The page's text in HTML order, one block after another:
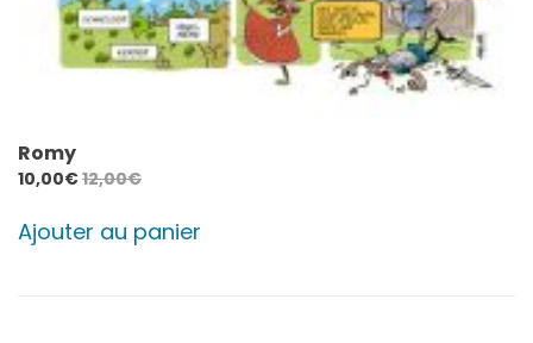
Romy
10,00€12,00€
Ajouter au panier